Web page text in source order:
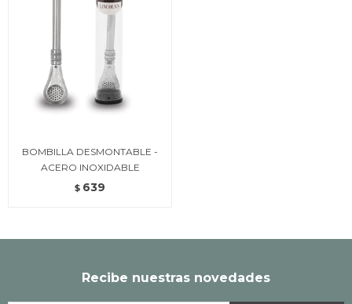
BOMBILLA DESMONTABLE -
ACERO INOXIDABLE
$ 639
Recibe nuestras novedades